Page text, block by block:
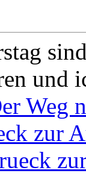
und
Weg
zur